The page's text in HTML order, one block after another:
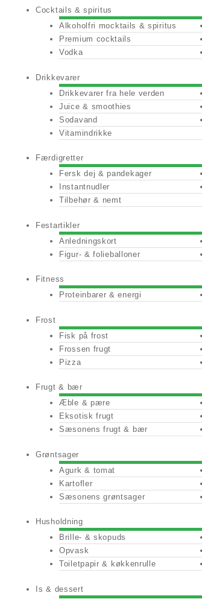
Cocktails & spiritus
Alkoholfri mocktails & spiritus
Premium cocktails
Vodka
Drikkevarer
Drikkevarer fra hele verden
Juice & smoothies
Sodavand
Vitamindrikke
Færdigretter
Fersk dej & pandekager
Instantnudler
Tilbehør & nemt
Festartikler
Anledningskort
Figur- & folieballoner
Fitness
Proteinbarer & energi
Frost
Fisk på frost
Frossen frugt
Pizza
Frugt & bær
Æble & pære
Eksotisk frugt
Sæsonens frugt & bær
Grøntsager
Agurk & tomat
Kartofler
Sæsonens grøntsager
Husholdning
Brille- & skopuds
Opvask
Toiletpapir & køkkenrulle
Is & dessert